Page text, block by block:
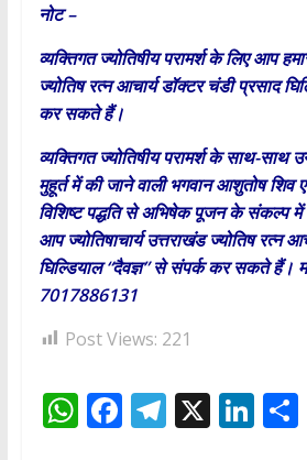
नोट –
व्यक्तिगत ज्योतिषीय परामर्श के लिए आप
ज्योतिष रत्न आचार्य डॉक्टर चंडी प्रसाद
कर सकते हैं।
व्यक्तिगत ज्योतिषीय परामर्श के साथ-साथ
मुहूर्त में की जाने वाली भगवान आशुतोष शिव
विशिष्ट पद्धति से अभिषेक पूजन के संकल्प में
आप ज्योतिषाचार्य उत्तराखंड ज्योतिष रत्न
घिल्डियाल “दैवज्ञ” से संपर्क कर सकते हैं।
7017886131
Post Views: 221
W F T X Li S